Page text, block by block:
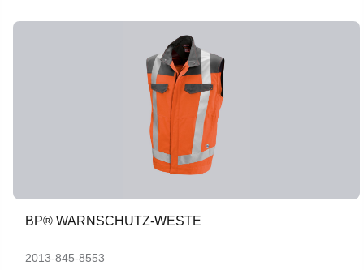
BP® WARNSCHUTZ-WESTE
2013-845-8553